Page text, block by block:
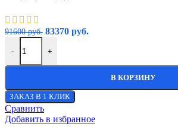
91600руб. 83370 руб.
- +
В КОРЗИНУ
ЗАКАЗ В 1 КЛИК
Сравнить
Добавить в избранное